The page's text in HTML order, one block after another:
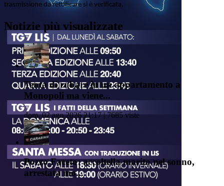
trasmissione da rettificare si è verificata.
Notizie più visualizzate
Tenta di rubare in un appartamento a
Monopoli ma viene...
dom, 02 ago 2026 21:17 | 7685 viste
Pozzo Faceto: accoltella marito nel sonno,
arrestata mo...